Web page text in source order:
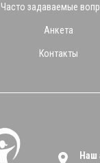
Часто задаваемые
Анкета
Контакты
Наш